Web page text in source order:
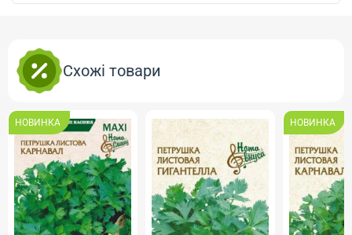
Схожі товари
НОВИНКА НОВИНКА